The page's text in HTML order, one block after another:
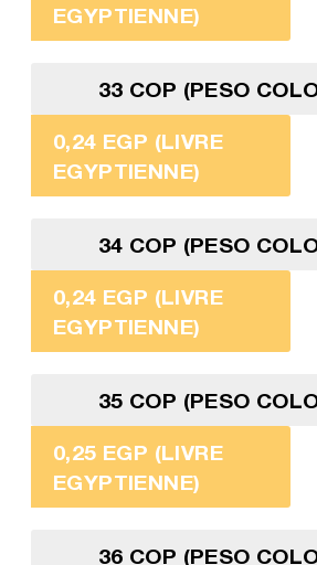
EGYPTIENNE)
33 COP (PESO
0,24 EGP (LIVRE
EGYPTIENNE)
34 COP (PESO
0,24 EGP (LIVRE
EGYPTIENNE)
35 COP (PESO
0,25 EGP (LIVRE
EGYPTIENNE)
36 COP (PESO